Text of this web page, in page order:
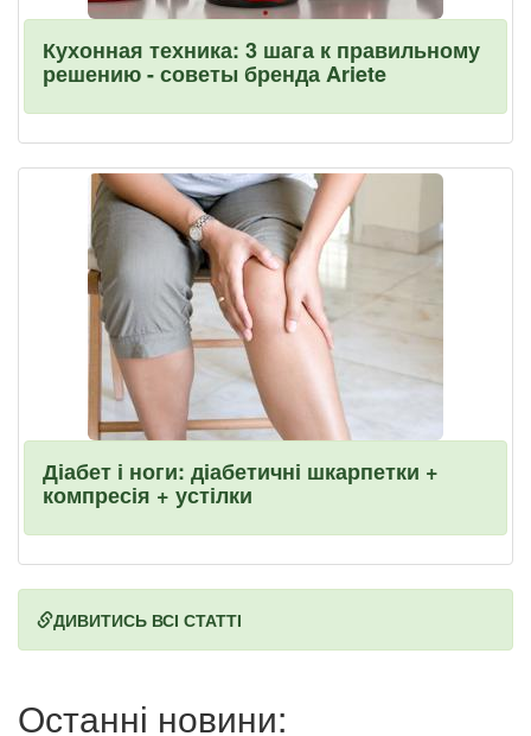
Кухонная техника: 3 шага к правильному
решению - советы бренда Ariete
Діабет і ноги: діабетичні шкарпетки +
компресія + устілки
ДИВИТИСЬ ВСІ СТАТТІ
Останні новини: